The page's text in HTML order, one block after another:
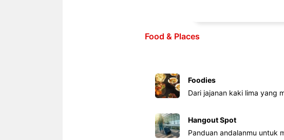
Food & Places
Foodies
Dari jajanan kaki lima yang
Hangout Spot
Panduan andalanmu untuk